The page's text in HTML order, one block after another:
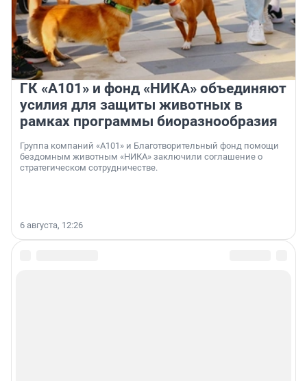
ГК «А101» и фонд «НИКА» объединяют
усилия для защиты животных в
рамках программы биоразнообразия
Группа компаний «А101» и Благотворительный фонд помощи
бездомным животным «НИКА» заключили соглашение о
стратегическом сотрудничестве.
6 августа, 12:26